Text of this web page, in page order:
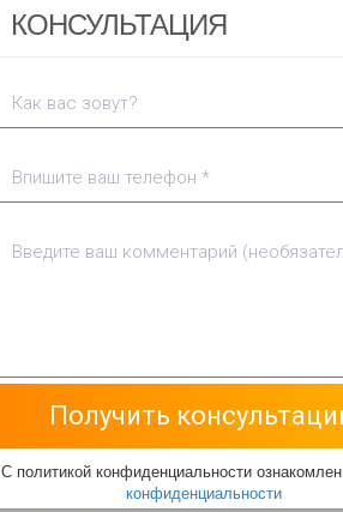
КОНСУЛЬТАЦИЯ
С политикой конфиденциальности ознакомлен
конфиденциальности